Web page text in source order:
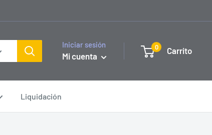
Iniciar sesión
Mi cuenta
0 Carrito
Liquidación